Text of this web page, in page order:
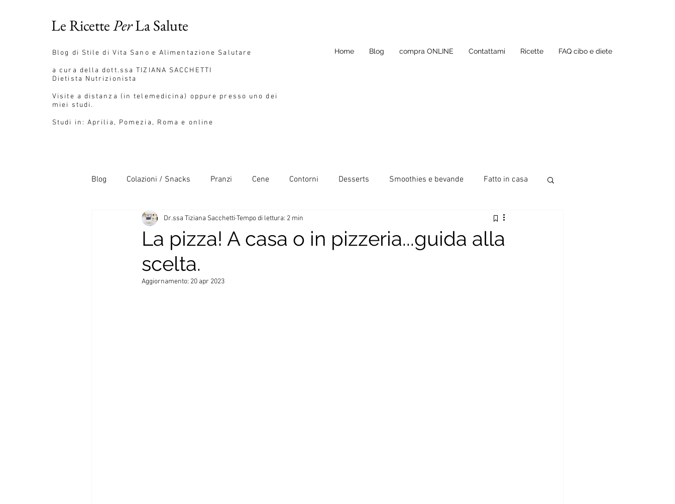
Le RicettePerLa Salute
Blog di Stile di Vita Sano e Alimentazione Salutare
a cura della dott.ssaTIZIANA SACCHETTI
Dietista Nutrizionista
Visite a distanza (in telemedicina) oppure presso uno dei
miei studi.
Studi in: Aprilia, Pomezia, Roma e online
Home Blog compra ONLINE Contattami Ricette FAQ cibo e diete
Blog Colazioni / Snacks Pranzi Cene Contorni Desserts Smoothies e bevande Fatto in casa
Pane / Pizza / Pasta Salse da condimento Si può congelare
Ricette autunno-inverno
La pizza! A casa o in pizzeria...guida alla
scelta.
Dr.ssa Tiziana Sacchetti Tempo di lettura: 2 min
Aggiornamento: 20 apr 2023